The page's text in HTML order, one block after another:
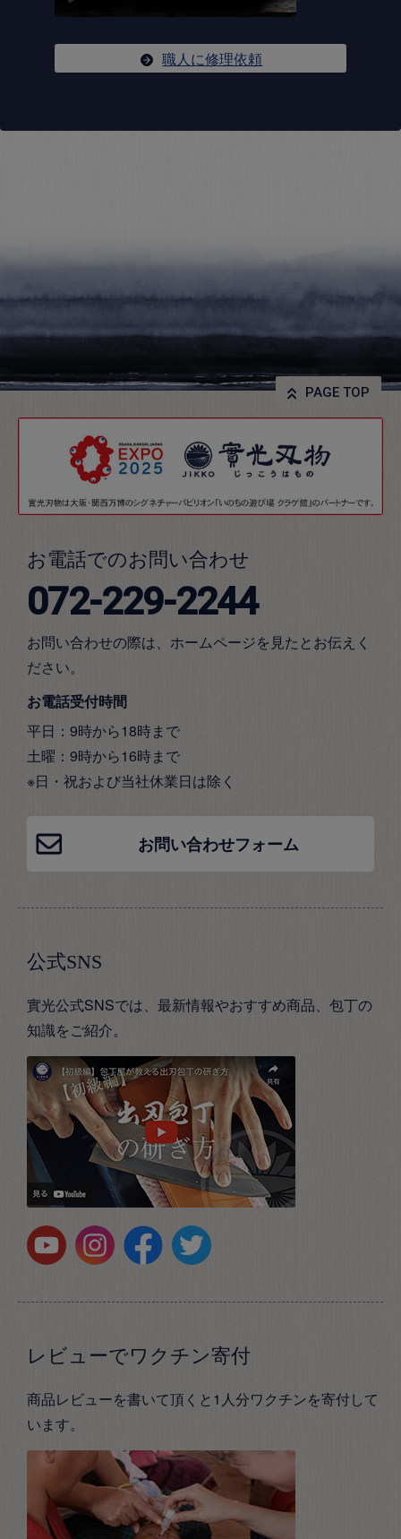
職人に修理依頼
PAGE TOP
お電話でのお問い合わせ
072-229-2244
お問い合わせの際は、ホームページを見たとお伝えく
ださい。
お電話受付時間
平日：9時から18時まで
土曜：9時から16時まで
※日・祝および当社休業日は除く
お問い合わせフォーム
公式SNS
實光公式SNSでは、最新情報やおすすめ商品、包丁の
知識をご紹介。
レビューでワクチン寄付
商品レビューを書いて頂くと1人分ワクチンを寄付して
います。